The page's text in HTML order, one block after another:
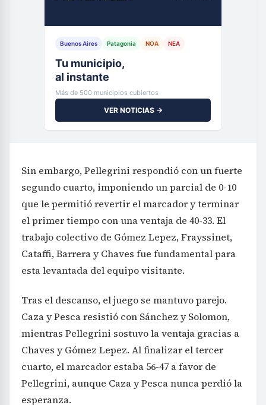
Buenos Aires Patagonia NOA NEA
Tu municipio,
al instante
Más de 500 municipios cubiertos
VER NOTICIAS →
Sin embargo, Pellegrini respondió con un fuerte
segundo cuarto, imponiendo un parcial de 0-10
que le permitió revertir el marcador y terminar
el primer tiempo con una ventaja de 40-33. El
trabajo colectivo de Gómez Lepez, Frayssinet,
Cataffi, Barrera y Chaves fue fundamental para
esta levantada del equipo visitante.
Tras el descanso, el juego se mantuvo parejo.
Caza y Pesca resistió con Sánchez y Solomon,
mientras Pellegrini sostuvo la ventaja gracias a
Chaves y Gómez Lepez. Al finalizar el tercer
cuarto, el marcador estaba 56-47 a favor de
Pellegrini, aunque Caza y Pesca nunca perdió la
esperanza.